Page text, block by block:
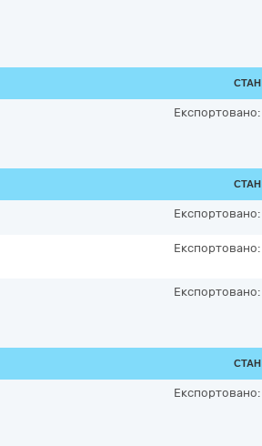
СТАН
Експортовано:
СТАН
Експортовано:
Експортовано:
Експортовано:
СТАН
Експортовано: